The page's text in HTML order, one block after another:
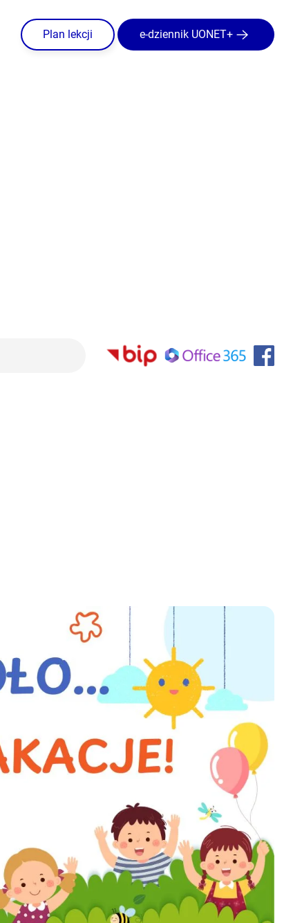
Plan lekcji e-dziennik UONET+